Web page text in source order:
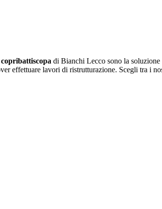
copribattiscopa di Bianchi Lecco sono la soluzione
effettuare lavori di ristrutturazione. Scegli tra i